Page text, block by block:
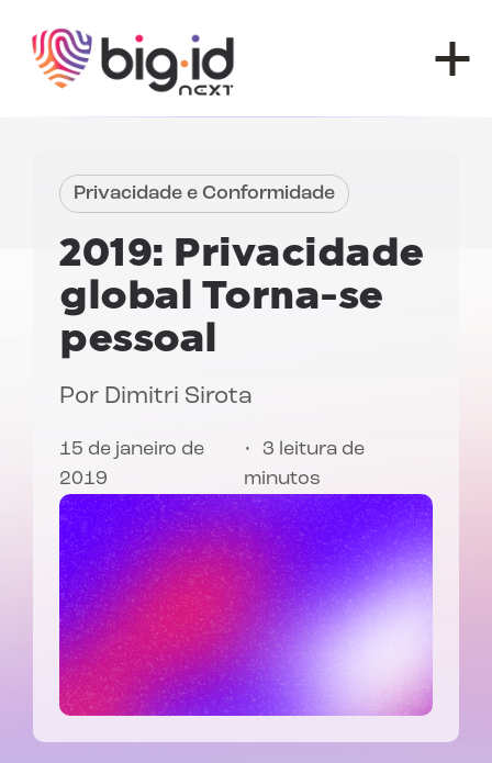
Privacidade e Conformidade
2019: Privacidade
global Torna-se
pessoal
Por Dimitri Sirota
15 de janeiro de
2019
3 leitura de
minutos